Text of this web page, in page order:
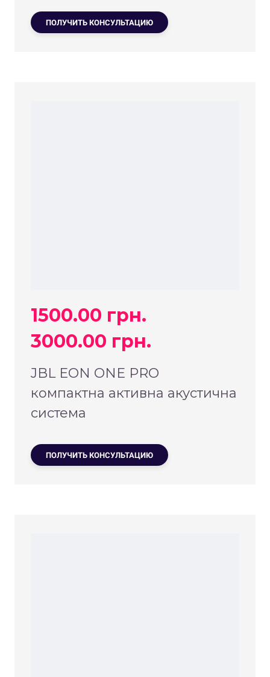
ПОЛУЧИТЬ КОНСУЛЬТАЦИЮ
1500.00 грн.
3000.00 грн.
JBL EON ONE PRO
компактна активна акустична
система
ПОЛУЧИТЬ КОНСУЛЬТАЦИЮ